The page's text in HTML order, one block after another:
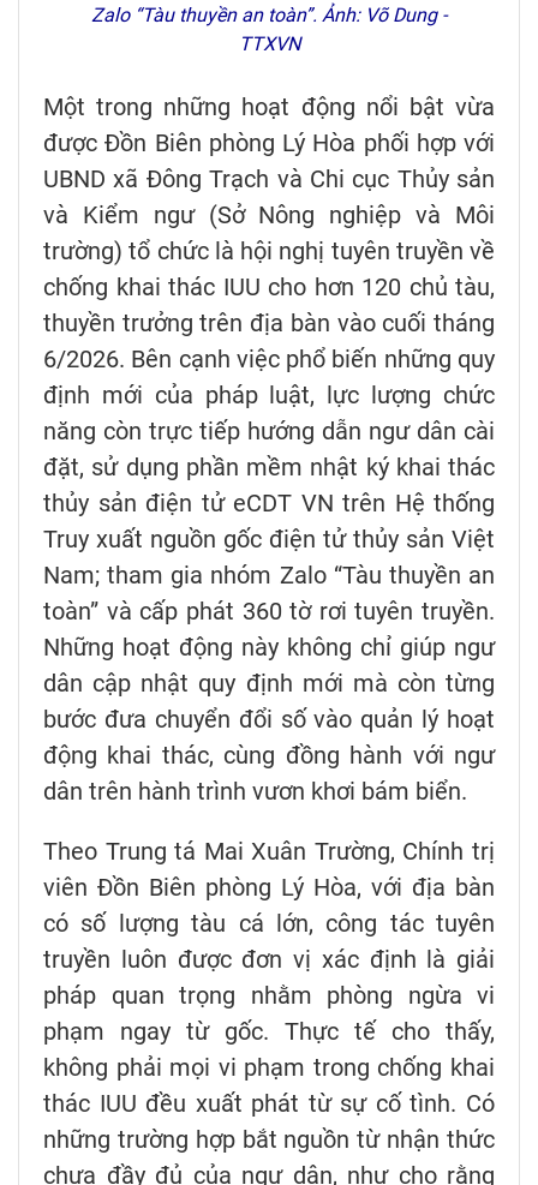
Zalo “Tàu thuyền an toàn”. Ảnh: Võ Dung -
TTXVN
Một trong những hoạt động nổi bật vừa
được Đồn Biên phòng Lý Hòa phối hợp với
UBND xã Đông Trạch và Chi cục Thủy sản
và Kiểm ngư (Sở Nông nghiệp và Môi
trường) tổ chức là hội nghị tuyên truyền về
chống khai thác IUU cho hơn 120 chủ tàu,
thuyền trưởng trên địa bàn vào cuối tháng
6/2026. Bên cạnh việc phổ biến những quy
định mới của pháp luật, lực lượng chức
năng còn trực tiếp hướng dẫn ngư dân cài
đặt, sử dụng phần mềm nhật ký khai thác
thủy sản điện tử eCDT VN trên Hệ thống
Truy xuất nguồn gốc điện tử thủy sản Việt
Nam; tham gia nhóm Zalo “Tàu thuyền an
toàn” và cấp phát 360 tờ rơi tuyên truyền.
Những hoạt động này không chỉ giúp ngư
dân cập nhật quy định mới mà còn từng
bước đưa chuyển đổi số vào quản lý hoạt
động khai thác, cùng đồng hành với ngư
dân trên hành trình vươn khơi bám biển.
Theo Trung tá Mai Xuân Trường, Chính trị
viên Đồn Biên phòng Lý Hòa, với địa bàn
có số lượng tàu cá lớn, công tác tuyên
truyền luôn được đơn vị xác định là giải
pháp quan trọng nhằm phòng ngừa vi
phạm ngay từ gốc. Thực tế cho thấy,
không phải mọi vi phạm trong chống khai
thác IUU đều xuất phát từ sự cố tình. Có
những trường hợp bắt nguồn từ nhận thức
chưa đầy đủ của ngư dân, như cho rằng